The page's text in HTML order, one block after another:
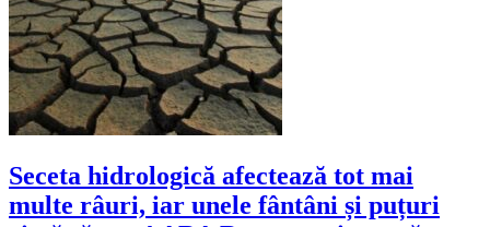
Seceta hidrologică afectează tot mai
multe râuri, iar unele fântâni și puțuri